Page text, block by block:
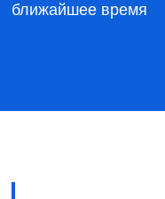
ближайшее время